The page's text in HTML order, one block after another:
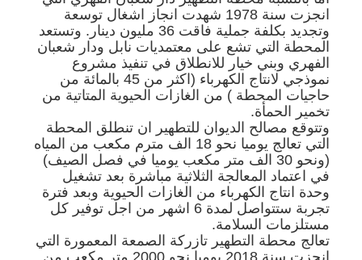
انجزت سنة 1978 شهدت انجاز اشغال توسعة
وتجديد بكلفة جملية فاقت 36 مليون دينار. وتستعد
المحطة التي تشع على معتمديات نابل ودار شعبان
الفهري وبني خيار للانطلاق في تنفيذ مشروع
نموذجي لانتاج الكهرباء (اكثر من 45 بالمائة من
حاجيات المحطة ) من الغازات الحيوية المتاتية من
تخمير الحمأة.
وتتوقع مصالح الديوان للتطهير ان تنطلق المحطة
التي تعالج يوميا نحو 18 الف مترم مكعب من المياه
(ونحو 30 الف متر مكعب يوميا في فصل الصيف)
في اعتماد المعالجة الثلاثية مباشرة بعد تشغيل
وحدة انتاج الكهرباء من الغازات الحيوية وبعد فترة
تجربة ستتواصل لمدة 6 اشهر من اجل توفير كل
مستلزمات السلامة.
تعالج محطة التطهير تازركة الصمعة المعمورة التي
انجزت سنة 2018 يوميا نحو 2000 متر مكعب من